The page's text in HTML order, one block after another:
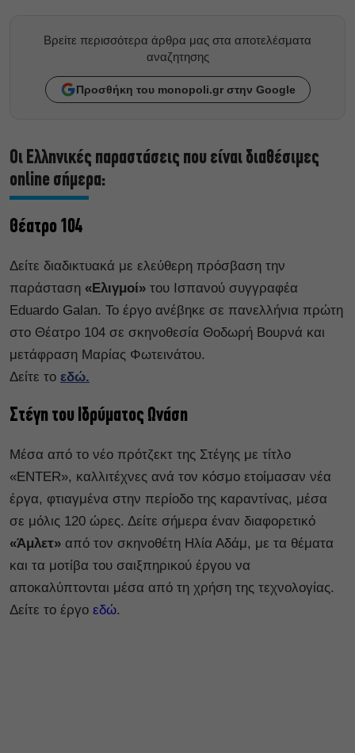
Βρείτε περισσότερα άρθρα μας στα αποτελέσματα
αναζητησης
Προσθήκη του monopoli.gr στην Google
Οι Ελληνικές παραστάσεις που είναι διαθέσιμες
online σήμερα:
Θέατρο 104
Δείτε διαδικτυακά με ελεύθερη πρόσβαση την
παράσταση «Ελιγμοί» του Ισπανού συγγραφέα
Eduardo Galan. Το έργο ανέβηκε σε πανελλήνια πρώτη
στο Θέατρο 104 σε σκηνοθεσία Θοδωρή Βουρνά και
μετάφραση Μαρίας Φωτεινάτου.
Δείτε το εδώ.
Στέγη του Ιδρύματος Ωνάση
Μέσα από το νέο πρότζεκτ της Στέγης με τίτλο
«ENTER», καλλιτέχνες ανά τον κόσμο ετοίμασαν νέα
έργα, φτιαγμένα στην περίοδο της καραντίνας, μέσα
σε μόλις 120 ώρες. Δείτε σήμερα έναν διαφορετικό
«Άμλετ» από τον σκηνοθέτη Ηλία Αδάμ, με τα θέματα
και τα μοτίβα του σαιξπηρικού έργου να
αποκαλύπτονται μέσα από τη χρήση της τεχνολογίας.
Δείτε το έργο εδώ.